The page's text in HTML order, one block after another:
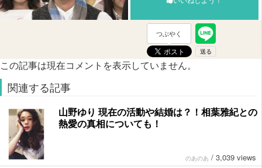
つぶやく
この記事は現在コメントを表示していません。
関連する記事
山野ゆり 現在の活動や結婚は？！相葉雅紀との
熱愛の真相についても！
のあのあ / 3,039 views